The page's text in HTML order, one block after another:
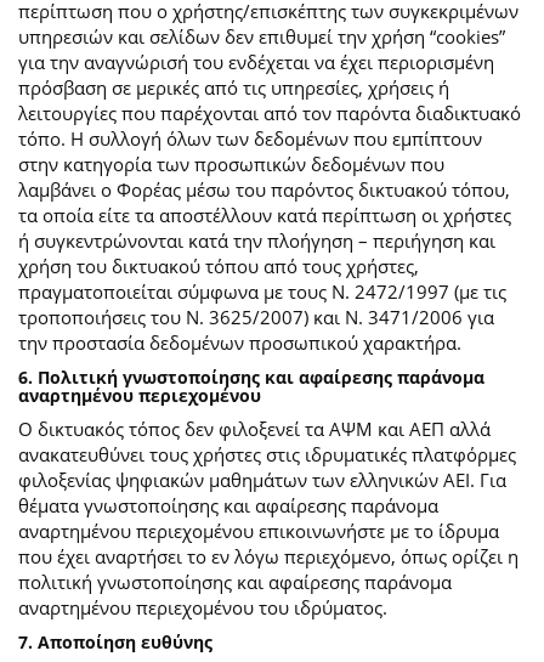
περίπτωση που ο χρήστης/επισκέπτης των συγκεκριμένων
υπηρεσιών και σελίδων δεν επιθυμεί την χρήση “cookies”
για την αναγνώρισή του ενδέχεται να έχει περιορισμένη
πρόσβαση σε μερικές από τις υπηρεσίες, χρήσεις ή
λειτουργίες που παρέχονται από τον παρόντα διαδικτυακό
τόπο. Η συλλογή όλων των δεδομένων που εμπίπτουν
στην κατηγορία των προσωπικών δεδομένων που
λαμβάνει ο Φορέας μέσω του παρόντος δικτυακού τόπου,
τα οποία είτε τα αποστέλλουν κατά περίπτωση οι χρήστες
ή συγκεντρώνονται κατά την πλοήγηση – περιήγηση και
χρήση του δικτυακού τόπου από τους χρήστες,
πραγματοποιείται σύμφωνα με τους Ν. 2472/1997 (με τις
τροποποιήσεις του Ν. 3625/2007) και Ν. 3471/2006 για
την προστασία δεδομένων προσωπικού χαρακτήρα.
6. Πολιτική γνωστοποίησης και αφαίρεσης παράνομα
αναρτημένου περιεχομένου
Ο δικτυακός τόπος δεν φιλοξενεί τα ΑΨΜ και ΑΕΠ αλλά
ανακατευθύνει τους χρήστες στις ιδρυματικές πλατφόρμες
φιλοξενίας ψηφιακών μαθημάτων των ελληνικών ΑΕΙ. Για
θέματα γνωστοποίησης και αφαίρεσης παράνομα
αναρτημένου περιεχομένου επικοινωνήστε με το ίδρυμα
που έχει αναρτήσει το εν λόγω περιεχόμενο, όπως ορίζει η
πολιτική γνωστοποίησης και αφαίρεσης παράνομα
αναρτημένου περιεχομένου του ιδρύματος.
7. Αποποίηση ευθύνης